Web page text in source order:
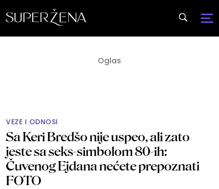
VEZE I ODNOSI
Sa Keri Bredšo nije uspeo, ali zato
jeste sa seks-simbolom 80-ih:
Čuvenog Ejdana nećete prepoznati
FOTO